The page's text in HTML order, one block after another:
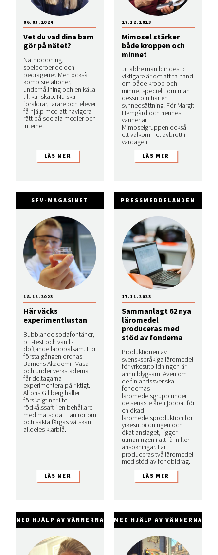
Vet du vad dina barn
gör på nätet?
Nätmobbning,
spelberoende och
bedrägerier. Men också
kompis­relationer,
underhållning och en källa
till kunskap. Nu ska
föräldrar, lärare och elever
få hjälp med att navigera
rätt på sociala medier och
internet.
06.03.2024
Mimosel stärker
både kroppen och
minnet
Ju äldre man blir desto
viktigare är det att ta hand
om både kropp och
minne, speciellt om man
dessutom har en
synnedsättning. För Margit
Hemgård och hennes
vänner är
Mimoselgruppen också
ett välkommet avbrott i
vardagen.
27.12.2023
SFV-MAGASINET
Här väcks
experimentlustan
Bubblande sodafontäner,
pH-test och vanilj­
doftande läppbalsam. För
första gången ordnas
Barnens Akademi i Vasa
och under verkstäderna
får deltagarna
experimentera på riktigt.
Alfons Gillberg häller
försiktigt ner lite
rödkålssaft i en behållare
med matsoda. Han rör om
och sakta färgas vätskan
alldeles klarblå.
18.12.2023
PRESSMEDDELANDEN
Sammanlagt 62 nya
läromedel
produceras med
stöd av fonderna
Produktionen av
svenskspråkiga läromedel
för yrkesutbildningen är
ännu blygsam. Även om
de finlandssvenska
fondernas
läromedelsgrupp under
de senaste åren jobbat för
en ökad
läromedelsproduktion för
yrkesutbildningen och
ökat anslaget, ligger
utmaningen i att få in fler
ansökningar. I år
produceras två läromedel
med stöd av fondbidrag.
17.11.2023
MED HJÄLP AV VÄNNERNA MED HJÄLP AV VÄNNERNA